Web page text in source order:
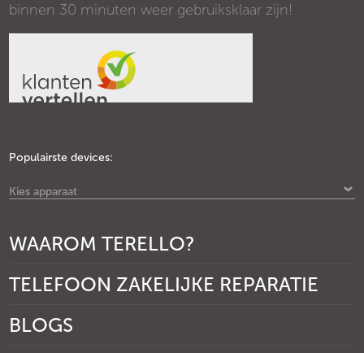
binnen 30 minuten weer gebruiksklaar zijn!
Populairste devices:
Kies apparaat
WAAROM TERELLO?
TELEFOON ZAKELIJKE REPARATIE
BLOGS